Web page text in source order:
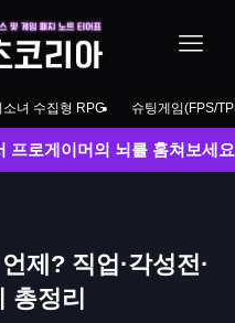
소녀 수집형 RPG 슈팅게임(FPS/
머의 뇌를 훔쳐보세요! LCK
제? 직업·각성전·
총정리